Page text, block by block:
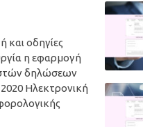
οδηγίες
η εφαρμογή
δηλώσεων
Ηλεκτρονική